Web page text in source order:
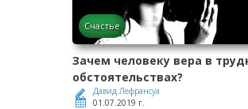
Счастье
Зачем человеку вера в
обстоятельствах?
Давид Лефрансуа
01.07.2019 г.